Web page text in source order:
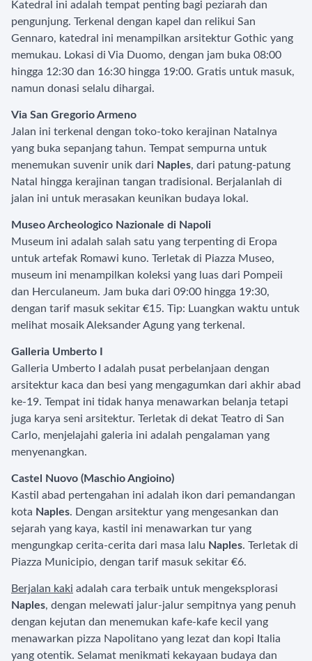
Katedral ini adalah tempat penting bagi peziarah dan
pengunjung. Terkenal dengan kapel dan relikui San
Gennaro, katedral ini menampilkan arsitektur Gothic yang
memukau. Lokasi di Via Duomo, dengan jam buka 08:00
hingga 12:30 dan 16:30 hingga 19:00. Gratis untuk masuk,
namun donasi selalu dihargai.
Via San Gregorio Armeno
Jalan ini terkenal dengan toko-toko kerajinan Natalnya
yang buka sepanjang tahun. Tempat sempurna untuk
menemukan suvenir unik dari Naples, dari patung-patung
Natal hingga kerajinan tangan tradisional. Berjalanlah di
jalan ini untuk merasakan keunikan budaya lokal.
Museo Archeologico Nazionale di Napoli
Museum ini adalah salah satu yang terpenting di Eropa
untuk artefak Romawi kuno. Terletak di Piazza Museo,
museum ini menampilkan koleksi yang luas dari Pompeii
dan Herculaneum. Jam buka dari 09:00 hingga 19:30,
dengan tarif masuk sekitar €15. Tip: Luangkan waktu untuk
melihat mosaik Aleksander Agung yang terkenal.
Galleria Umberto I
Galleria Umberto I adalah pusat perbelanjaan dengan
arsitektur kaca dan besi yang mengagumkan dari akhir abad
ke-19. Tempat ini tidak hanya menawarkan belanja tetapi
juga karya seni arsitektur. Terletak di dekat Teatro di San
Carlo, menjelajahi galeria ini adalah pengalaman yang
menyenangkan.
Castel Nuovo (Maschio Angioino)
Kastil abad pertengahan ini adalah ikon dari pemandangan
kota Naples. Dengan arsitektur yang mengesankan dan
sejarah yang kaya, kastil ini menawarkan tur yang
mengungkap cerita-cerita dari masa lalu Naples. Terletak di
Piazza Municipio, dengan tarif masuk sekitar €6.
Berjalan kaki adalah cara terbaik untuk mengeksplorasi
Naples, dengan melewati jalur-jalur sempitnya yang penuh
dengan kejutan dan menemukan kafe-kafe kecil yang
menawarkan pizza Napolitano yang lezat dan kopi Italia
yang otentik. Selamat menikmati kekayaan budaya dan